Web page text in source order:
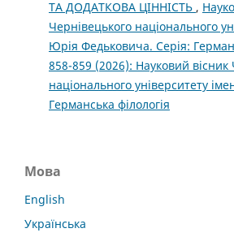
ТА ДОДАТКОВА ЦІННІСТЬ ,
Чернівецького національного
Юрія Федьковича. Серія:
858-859 (2026): Науковий вісник
національного університету
Германська філологія
Мова
English
Українська